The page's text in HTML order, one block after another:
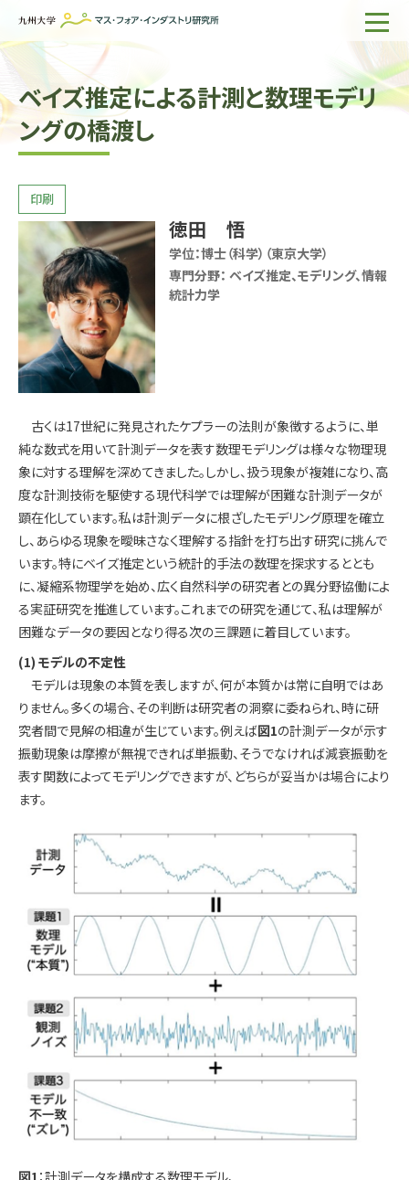
ホーム
IMIについて
組織・所員
企業の方へ
出版物一覧
サイト内検索
ベイズ推定による計測と数理モデリ
ングの橋渡し
徳田 悟
学位：博士（科学）（東京大学）
専門分野： ベイズ推定、モデリング、情報
統計力学
古くは17世紀に発見されたケプラーの法則が象徴するように、単
純な数式を用いて計測データを表す数理モデリングは様々な物理現
象に対する理解を深めてきました。しかし、扱う現象が複雑になり、高
度な計測技術を駆使する現代科学では理解が困難な計測データが
顕在化しています。私は計測データに根ざしたモデリング原理を確立
し、あらゆる現象を曖昧さなく理解する指針を打ち出す研究に挑んで
います。特にベイズ推定という統計的手法の数理を探求するととも
に、凝縮系物理学を始め、広く自然科学の研究者との異分野協働によ
る実証研究を推進しています。これまでの研究を通じて、私は理解が
困難なデータの要因となり得る次の三課題に着目しています。
(1) モデルの不定性
モデルは現象の本質を表しますが、何が本質かは常に自明ではあ
りません。多くの場合、その判断は研究者の洞察に委ねられ、時に研
究者間で見解の相違が生じています。例えば図1の計測データが示す
振動現象は摩擦が無視できれば単振動、そうでなければ減衰振動を
表す関数によってモデリングできますが、どちらが妥当かは場合により
ます。
図1：計測データを構成する数理モデル、